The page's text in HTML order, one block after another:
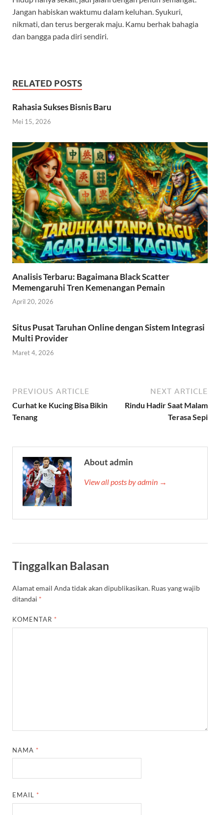
Jangan habiskan waktumu dalam keluhan. Syukuri,
nikmati, dan terus bergerak maju. Kamu berhak bahagia
dan bangga pada diri sendiri.
RELATED POSTS
Rahasia Sukses Bisnis Baru
Mei 15, 2026
Analisis Terbaru: Bagaimana Black Scatter
Memengaruhi Tren Kemenangan Pemain
April 20, 2026
Situs Pusat Taruhan Online dengan Sistem Integrasi
Multi Provider
Maret 4, 2026
PREVIOUS ARTICLE
Curhat ke Kucing Bisa Bikin
Tenang
NEXT ARTICLE
Rindu Hadir Saat Malam
Terasa Sepi
About admin
View all posts by admin →
Tinggalkan Balasan
Alamat email Anda tidak akan dipublikasikan. Ruas yang wajib
ditandai *
KOMENTAR *
NAMA *
EMAIL *